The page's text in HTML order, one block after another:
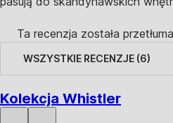
Ta recenzja została
WSZYSTKIE RECENZJE (6)
Kolekcja Whistler